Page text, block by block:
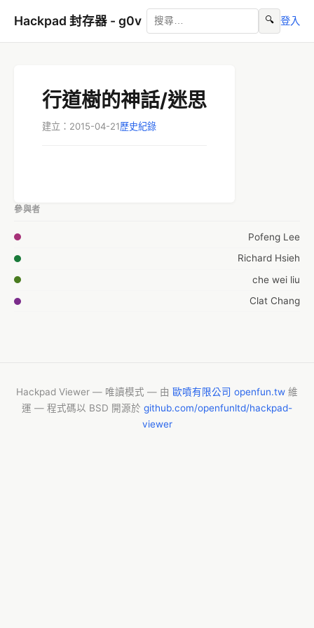
Hackpad 封存器 - g0v 🔍 登入
行道樹的神話/迷思
建立：2015-04-21歷史紀錄
參與者
Pofeng Lee
Richard Hsieh
che wei liu
Clat Chang
Hackpad Viewer — 唯讀模式 — 由 歐噴有限公司 openfun.tw 維
運 — 程式碼以 BSD 開源於 github.com/openfunltd/hackpad-
viewer